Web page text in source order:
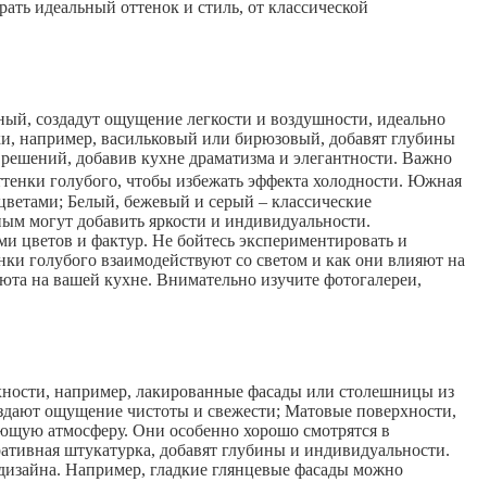
идеальный оттенок и стиль, от классической
создадут ощущение легкости и воздушности, идеально
например, васильковый или бирюзовый, добавят глубины
добавив кухне драматизма и элегантности. Важно
голубого, чтобы избежать эффекта холодности. Южная
Белый, бежевый и серый – классические
могут добавить яркости и индивидуальности.
цветов и фактур. Не бойтесь экспериментировать и
голубого взаимодействуют со светом и как они влияют на
на вашей кухне. Внимательно изучите фотогалереи,
например, лакированные фасады или столешницы из
ощущение чистоты и свежести; Матовые поверхности,
атмосферу. Они особенно хорошо смотрятся в
штукатурка, добавят глубины и индивидуальности.
Например, гладкие глянцевые фасады можно